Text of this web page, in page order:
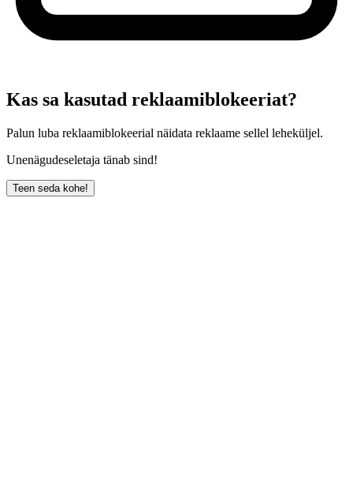
Kas sa kasutad reklaamiblokeeriat?
Palun luba reklaamiblokeerial näidata reklaame sellel leheküljel.
Unenägudeseletaja tänab sind!
Teen seda kohe!